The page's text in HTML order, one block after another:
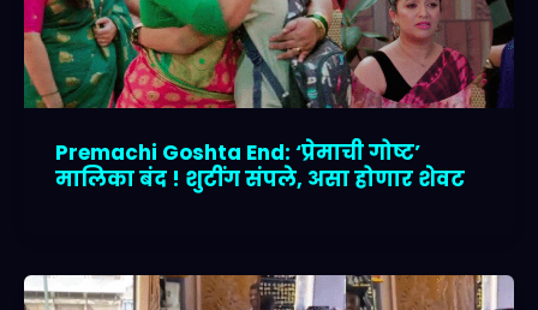
Premachi Goshta End: ‘प्रेमाची गोष्ट’
मालिका बंद ! शुटींग संपले, असा होणार शेवट